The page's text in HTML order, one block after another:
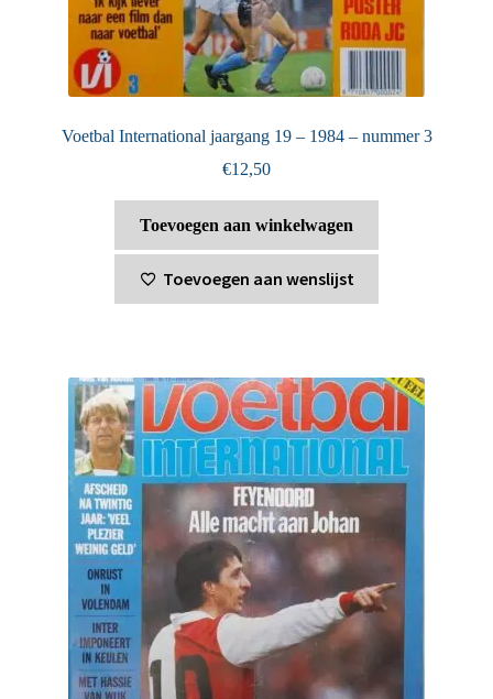
Voetbal International jaargang 19 – 1984 – nummer 3
€12,50
Toevoegen aan winkelwagen
Toevoegen aan wenslijst